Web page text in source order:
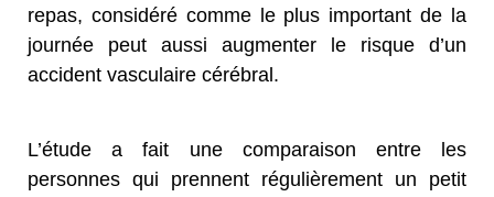
repas, considéré comme le plus important de la
journée peut aussi augmenter le risque d’un
accident vasculaire cérébral.
L’étude a fait une comparaison entre les
personnes qui prennent régulièrement un petit